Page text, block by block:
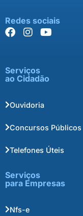
Redes sociais
Serviços
ao Cidadão
Ouvidoria
Concursos Públicos
Telefones Úteis
Serviços
para Empresas
Nfs-e